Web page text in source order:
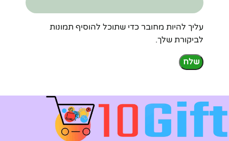
עליך להיות מחובר כדי שתוכל להוסיף תמונות
לביקורת שלך.